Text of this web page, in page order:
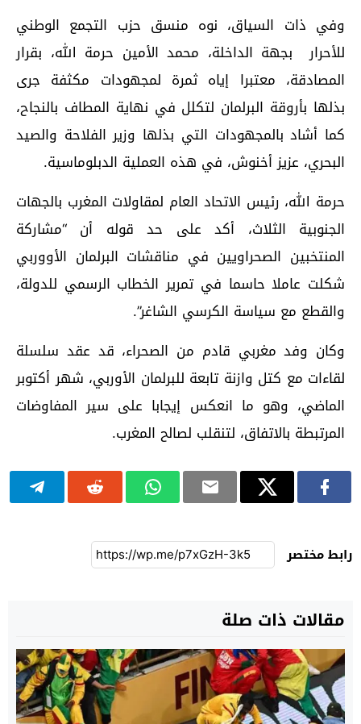
وفي ذات السياق، نوه منسق حزب التجمع الوطني
للأحرار بجهة الداخلة، محمد الأمين حرمة الله، بقرار
المصادقة، معتبرا إياه ثمرة لمجهودات مكثفة جرى
بذلها بأروقة البرلمان لتكلل في نهاية المطاف بالنجاح،
كما أشاد بالمجهودات التي بذلها وزير الفلاحة والصيد
البحري، عزيز أخنوش، في هذه العملية الدبلوماسية.
حرمة الله، رئيس الاتحاد العام لمقاولات المغرب بالجهات
الجنوبية الثلاث، أكد على حد قوله أن “مشاركة
المنتخبين الصحراويين في مناقشات البرلمان الأووربي
شكلت عاملا حاسما في تمرير الخطاب الرسمي للدولة،
والقطع مع سياسة الكرسي الشاغر”.
وكان وفد مغربي قادم من الصحراء، قد عقد سلسلة
لقاءات مع كتل وازنة تابعة للبرلمان الأوربي، شهر أكتوبر
الماضي، وهو ما انعكس إيجابا على سير المفاوضات
المرتبطة بالاتفاق، لتنقلب لصالح المغرب.
رابط مختصر
مقالات ذات صلة